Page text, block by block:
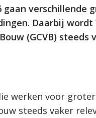
gaan verschillende
Daarbij wordt
(GCVB)
werken voor
steeds vaker